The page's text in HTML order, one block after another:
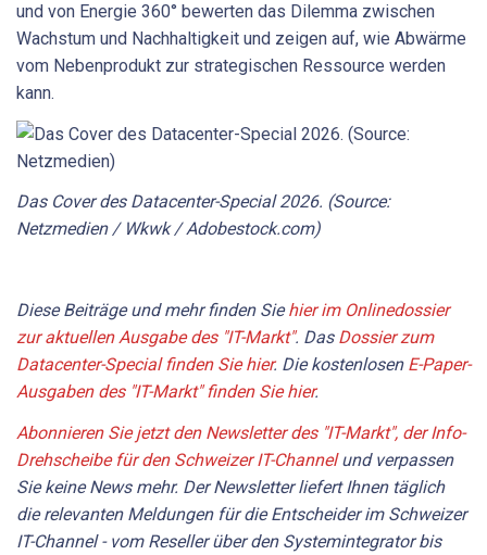
und von Energie 360° bewerten das Dilemma zwischen
Wachstum und Nachhaltigkeit und zeigen auf, wie Abwärme
vom Nebenprodukt zur strategischen Ressource werden
kann.
Das Cover des Datacenter-Special 2026. (Source:
Netzmedien / Wkwk / Adobestock.com)
Diese Beiträge und mehr finden Siehier im Onlinedossier
zur aktuellen Ausgabe des "IT-Markt". Das Dossier zum
Datacenter-Special finden Sie hier. Die kostenlosen E-Paper-
Ausgaben des "IT-Markt" finden Sie hier.
Abonnieren Sie jetzt den Newsletter des "IT-Markt", der Info-
Drehscheibe für den Schweizer IT-Channelund verpassen
Sie keine News mehr. Der Newsletter liefert Ihnen täglich
die relevanten Meldungen für die Entscheider im Schweizer
IT-Channel - vom Reseller über den Systemintegrator bis